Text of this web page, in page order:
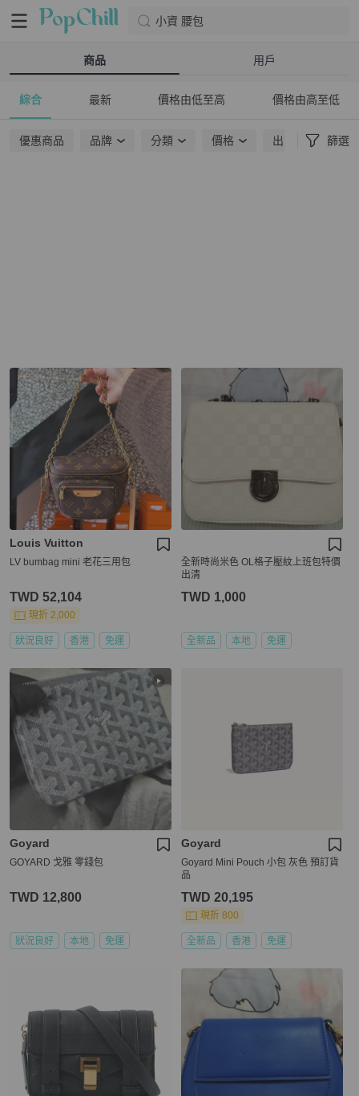
小資 腰包
商品 用戶
綜合 最新 價格由低至高 價格由高至低
優惠商品 品牌 分類 價格 出貨地點 篩選
Louis Vuitton
LV bumbag mini 老花三用包
TWD 52,104
現折 2,000
狀況良好 香港 免運
全新時尚米色 OL格子壓紋上班包特價
出清
TWD 1,000
全新品 本地 免運
Goyard
GOYARD 戈雅 零錢包
TWD 12,800
狀況良好 本地 免運
Goyard
Goyard Mini Pouch 小包 灰色 預訂貨
品
TWD 20,195
現折 800
全新品 香港 免運